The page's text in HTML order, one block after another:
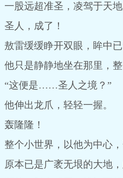
一股远超准圣，凌驾于天
圣人，成了！
敖雷缓缓睁开双眼，眸中
他只是静静地坐在那里，
“这便是……圣人之境？”
他伸出龙爪，轻轻一握。
轰隆隆！
整个小世界，以他为中心
原本已是广袤无垠的大地